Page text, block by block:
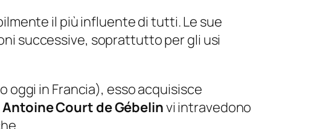
il più influente di tutti. Le sue
successive, soprattutto per gli usi
in Francia), esso acquisisce
Antoine Court de Gébelinvi intravedono